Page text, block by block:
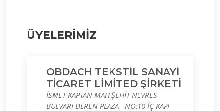
ÜYELERİMİZ
OBDACH TEKSTİL SANAYİ
TİCARET LİMİTED ŞİRKETİ
İSMET KAPTAN MAH.ŞEHİT NEVRES
BULVARI DEREN PLAZA NO:10 İÇ KAPI